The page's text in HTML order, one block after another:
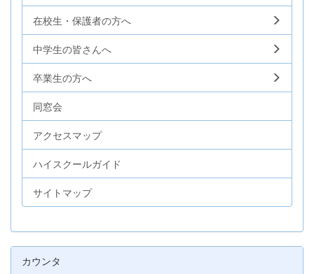
在校生・保護者の方へ
中学生の皆さんへ
卒業生の方へ
同窓会
アクセスマップ
ハイスクールガイド
サイトマップ
カウンタ